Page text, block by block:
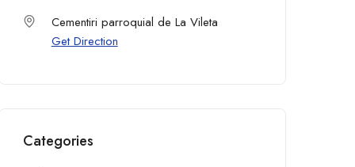
Cementiri parroquial de La Vileta
Get Direction
Categories